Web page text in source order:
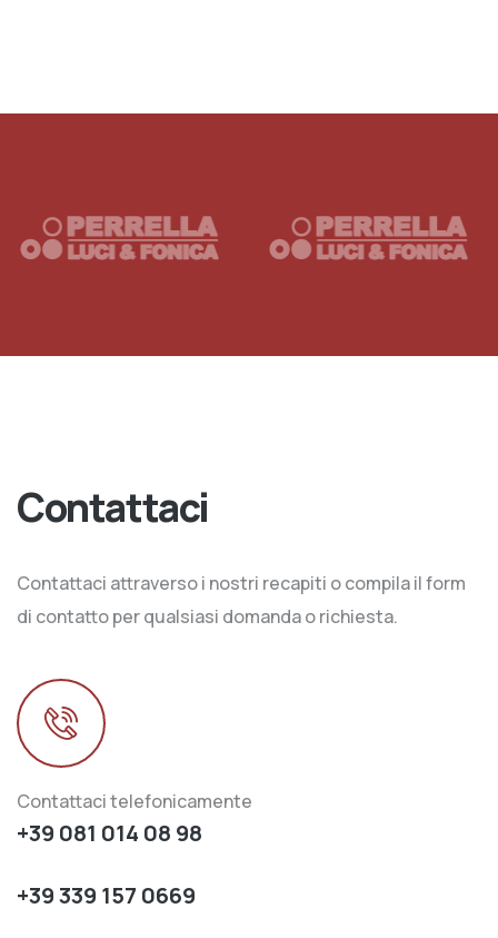
Contattaci
Contattaci attraverso i nostri recapiti o compila il form
di contatto per qualsiasi domanda o richiesta.
Contattaci telefonicamente
+39 081 014 08 98
+39 339 157 0669